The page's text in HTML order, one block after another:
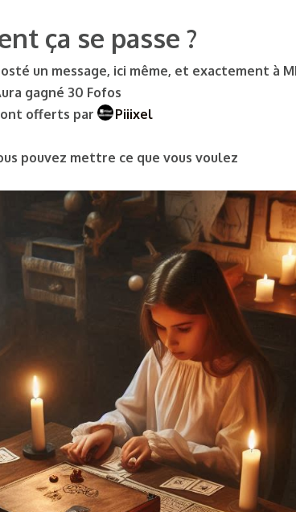
ça se passe ?
un message, ici même, et exactement à
gagné 30 Fofos
offerts par
Piiixel
pouvez mettre ce que vous voulez